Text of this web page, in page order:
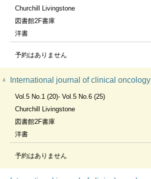
Churchill Livingstone
図書館2F書庫
洋書
予約はありません
4 International journal of clinical oncology
Vol.5 No.1 (20)- Vol.5 No.6 (25)
Churchill Livingstone
図書館2F書庫
洋書
予約はありません